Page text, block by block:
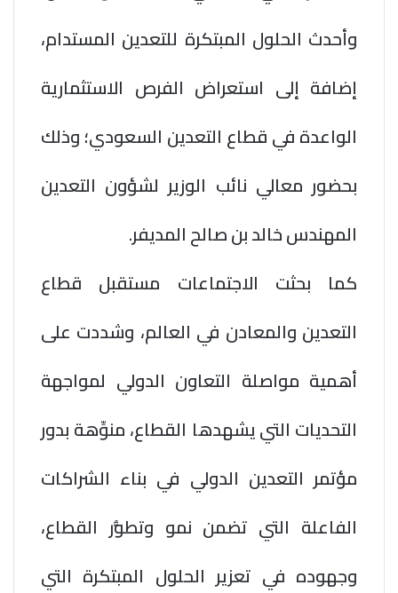
وأحدث الحلول المبتكرة للتعدين المستدام،
إضافة إلى استعراض الفرص الاستثمارية
الواعدة في قطاع التعدين السعودي؛ وذلك
بحضور معالي نائب الوزير لشؤون التعدين
المهندس خالد بن صالح المديفر.
كما بحثت الاجتماعات مستقبل قطاع
التعدين والمعادن في العالم، وشددت على
أهمية مواصلة التعاون الدولي لمواجهة
التحديات التي يشهدها القطاع، منوِّهة بدور
مؤتمر التعدين الدولي في بناء الشراكات
الفاعلة التي تضمن نمو وتطوُّر القطاع،
وجهوده في تعزير الحلول المبتكرة التي